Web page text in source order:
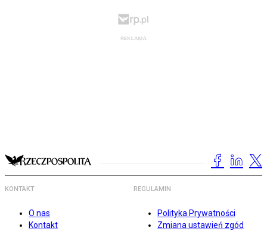
KONTAKT
O nas
Kontakt
REGULAMIN
Polityka Prywatności
Zmiana ustawień zgód